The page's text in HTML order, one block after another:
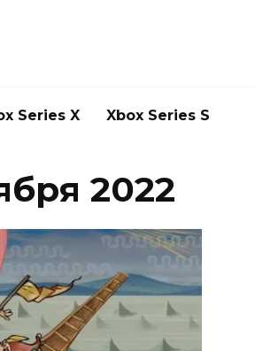
Series X Xbox Series S
2022